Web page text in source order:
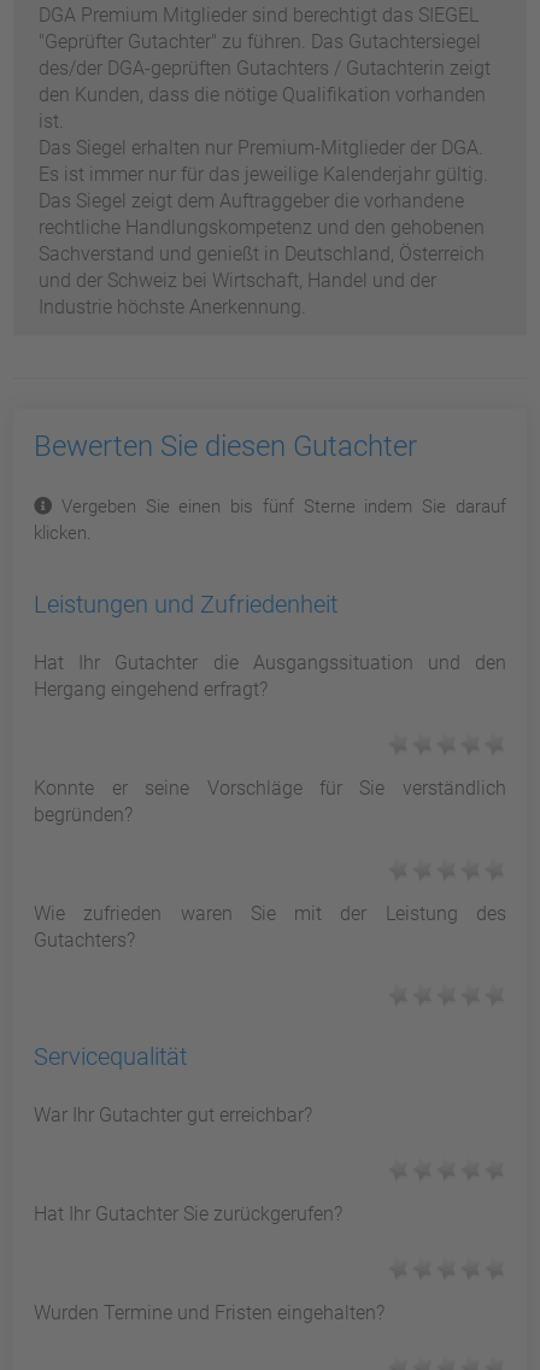
DGA Premium Mitglieder sind berechtigt das SIEGEL
"Geprüfter Gutachter" zu führen. Das Gutachtersiegel
des/der DGA-geprüften Gutachters / Gutachterin zeigt
den Kunden, dass die nötige Qualifikation vorhanden
ist.
Das Siegel erhalten nur Premium-Mitglieder der DGA.
Es ist immer nur für das jeweilige Kalenderjahr gültig.
Das Siegel zeigt dem Auftraggeber die vorhandene
rechtliche Handlungskompetenz und den gehobenen
Sachverstand und genießt in Deutschland, Österreich
und der Schweiz bei Wirtschaft, Handel und der
Industrie höchste Anerkennung.
Bewerten Sie diesen Gutachter
Vergeben Sie einen bis fünf Sterne indem Sie darauf
klicken.
Leistungen und Zufriedenheit
Hat Ihr Gutachter die Ausgangssituation und den
Hergang eingehend erfragt?
Konnte er seine Vorschläge für Sie verständlich
begründen?
Wie zufrieden waren Sie mit der Leistung des
Gutachters?
Servicequalität
War Ihr Gutachter gut erreichbar?
Hat Ihr Gutachter Sie zurückgerufen?
Wurden Termine und Fristen eingehalten?